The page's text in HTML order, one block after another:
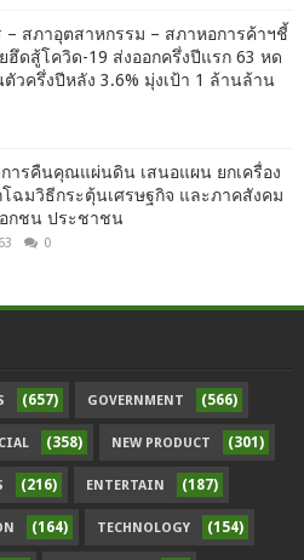
– สภาอุตสาหกรรม – สภาหอการค้าฯชี้
ฮึดสู้โควิด-19 ส่งออกครึ่งปีแรก 63 หด
วครึ่งปีหลัง 3.6% มุ่งเป้า 1 ล้านล้าน
ารคืนคุณแผ่นดิน เสนอแผน ยกเครื่อง
โฉมวิธีกระตุ้นเศรษฐกิจ และภาคสังคม
กชน ประชาชน
0
(657) GOVERNMENT (566)
(358) NEW PRODUCT (301)
(216) ENTERTAIN (187)
(164) TECHNOLOGY (154)